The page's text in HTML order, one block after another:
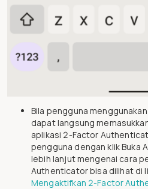
Bila pengguna
dapat langsung
aplikasi 2-Factor
pengguna dengan klik Buka
lebih lanjut mengenai cara
Authenticator bisa dilihat di
Mengaktifkan 2-Factor